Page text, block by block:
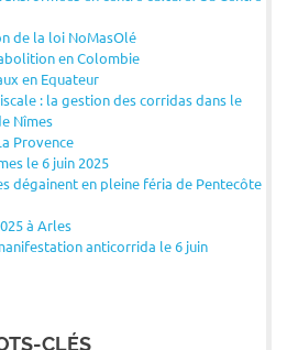
de la loi NoMasOlé
en Colombie
en Equateur
: la gestion des corridas dans le
Nîmes
Provence
le 6 juin 2025
dégainent en pleine féria de Pentecôte
à Arles
anticorrida le 6 juin
CLÉS